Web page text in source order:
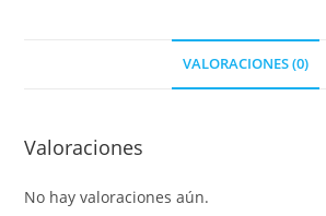
VALORACIONES (0)
Valoraciones
No hay valoraciones aún.